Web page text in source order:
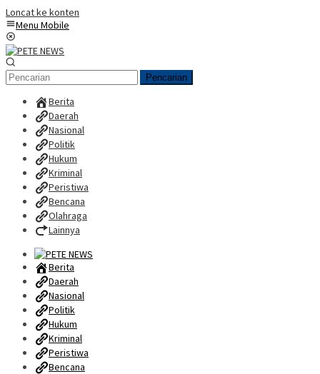
Loncat ke konten
Menu Mobile
Pencarian
Berita
Daerah
Nasional
Politik
Hukum
Kriminal
Peristiwa
Bencana
Olahraga
Lainnya
Berita
Daerah
Nasional
Politik
Hukum
Kriminal
Peristiwa
Bencana